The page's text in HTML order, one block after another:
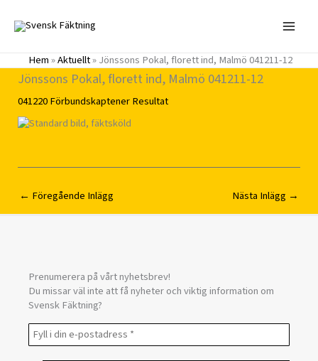
innehåll
Hem»Aktuellt»Jönssons Pokal, florett ind, Malmö 041211-12
Jönssons Pokal, florett ind, Malmö 041211-12
041220FörbundskaptenerResultat
← Föregående Inlägg Nästa Inlägg →
Prenumerera på vårt nyhetsbrev!
Du missar väl inte att få nyheter och viktig information om
Svensk Fäktning?